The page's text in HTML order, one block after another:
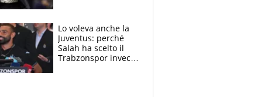
Soulè e Osorio nel
mirino
Lo voleva anche la
Juventus: perché
Salah ha scelto il
Trabzonspor invece